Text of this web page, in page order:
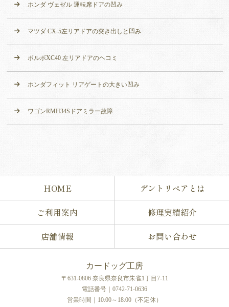
ホンダ ヴェゼル 運転席ドアの凹み
マツダ CX-5左リアドアの突き出しと凹み
ボルボXC40 左リアドアのヘコミ
ホンダフィット リアゲートの大きい凹み
ワゴンRMH34Sドアミラー故障
HOME
デントリペアとは
ご利用案内
修理実績紹介
店舗情報
お問い合わせ
カードッグ工房
〒631-0806 奈良県奈良市朱雀1丁目7-11
電話番号｜0742-71-0636
営業時間｜10:00～18:00（不定休）